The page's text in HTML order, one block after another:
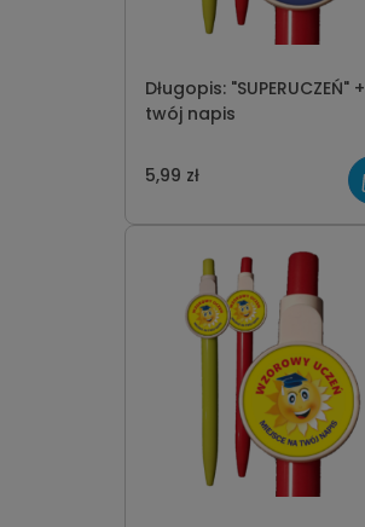
Długopis: "SUPERUCZEŃ" +
twój napis
5,99 zł